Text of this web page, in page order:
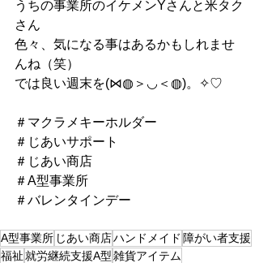
うちの事業所のイケメンYさんと米タク
さん
色々、気になる事はあるかもしれませ
んね（笑）
では良い週末を(⋈◍＞◡＜◍)。✧♡
＃マクラメキーホルダー
＃じあいサポート
＃じあい商店
＃A型事業所
＃バレンタインデー
A型事業所 じあい商店ハンドメイド 障がい者支援
福祉就労継続支援A型雑貨アイテム